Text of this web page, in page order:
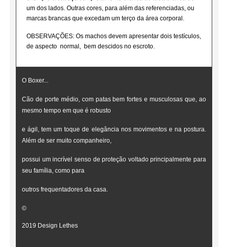
um dos lados. Outras cores, para além das referenciadas, ou
marcas brancas que excedam um terço da área corporal.
OBSERVAÇÕES: Os machos devem apresentar dois testículos,
de aspecto normal, bem descidos no escroto.
O Boxer...
Cão de porte médio, com patas bem fortes e musculosas que, ao
mesmo tempo em que é robusto
e ágil, tem um toque de elegância nos movimentos e na postura.
Além de ser muito companheiro,
possui um incrível senso de proteção voltado principalmente para
seu família, como para
outros frequentadores da casa.
©
2019 Design Lethes